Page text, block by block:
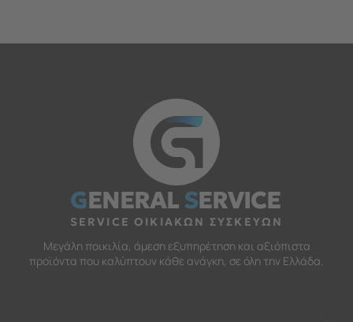
GENERALSERVICE
SERVICE ΟΙΚΙΑΚΩΝ ΣΥΣΚΕΥΩΝ
Μεγάλη ποικιλία, άμεση εξυπηρέτηση και αξιόπιστα
προϊόντα που καλύπτουν κάθε ανάγκη, σε όλη την Ελλάδα.